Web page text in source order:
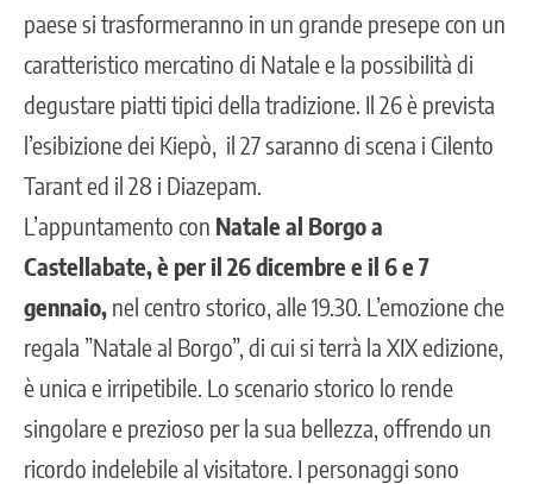
paese si trasformeranno in un grande presepe con un
caratteristico mercatino di Natale e la possibilità di
degustare piatti tipici della tradizione. Il 26 è prevista
l’esibizione dei Kiepò, il 27 saranno di scena i Cilento
Tarant ed il 28 i Diazepam.
L’appuntamento con Natale al Borgo a
Castellabate, è per il 26 dicembre e il 6 e 7
gennaio, nel centro storico, alle 19.30. L’emozione che
regala ”Natale al Borgo”, di cui si terrà la XIX edizione,
è unica e irripetibile. Lo scenario storico lo rende
singolare e prezioso per la sua bellezza, offrendo un
ricordo indelebile al visitatore. I personaggi sono